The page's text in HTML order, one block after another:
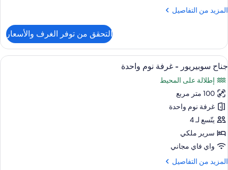
المزيد من التفاصيل
المزيد
جناح
غرفتا
التحقق من توفر الغرف والأسعار
استعراض
جميع
صور
جناح
سوبيريور
-
غرفة
نوم
واحدة
14
جناح سوبيريور - غرفة نوم واحدة
إطلالة على المحيط
100 متر مربع
غرفة نوم واحدة
يتّسع لـ 4
سرير ملكي
واي فاي مجاني
المزيد من التفاصيل
المزيد